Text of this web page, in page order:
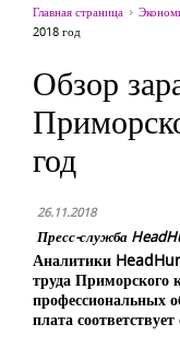
Главная страница
2018 год
Обзор
год
26.11.2018
Пресс-служба
Аналитики
труда Приморского
профессиональных
плата